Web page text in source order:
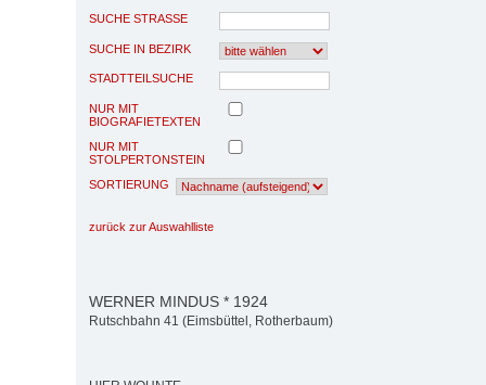
SUCHE STRASSE
SUCHE IN BEZIRK
STADTTEILSUCHE
NUR MIT
BIOGRAFIETEXTEN
NUR MIT
STOLPERTONSTEIN
SORTIERUNG
zurück zur Auswahlliste
WERNER MINDUS * 1924
Rutschbahn 41 (Eimsbüttel, Rotherbaum)